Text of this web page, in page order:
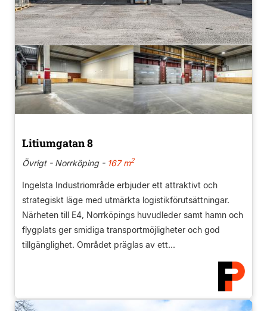
Litiumgatan 8
Övrigt - Norrköping -167 m2
Ingelsta Industriområde erbjuder ett attraktivt och
strategiskt läge med utmärkta logistikförutsättningar.
Närheten till E4, Norrköpings huvudleder samt hamn och
flygplats ger smidiga transportmöjligheter och god
tillgänglighet. Området präglas av ett...